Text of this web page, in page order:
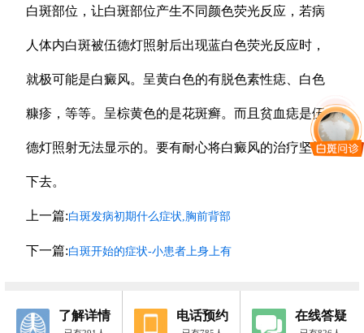
白斑部位，让白斑部位产生不同颜色荧光反应，若病
人体内白斑被伍德灯照射后出现蓝白色荧光反应时，
就极可能是白癜风。呈黄白色的有脱色素性痣、白色
糠疹，等等。呈棕黄色的是花斑癣。而且贫血痣是伍
德灯照射无法显示的。要有耐心将白癜风的治疗坚持
下去。
上一篇:白斑发病初期什么症状,胸前背部
下一篇:白斑开始的症状-小患者上身上有
了解详情 电话预约 在线答疑